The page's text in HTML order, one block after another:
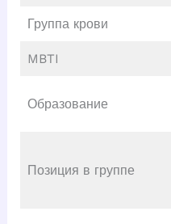
Группа крови
MBTI
Образование
Позиция в группе